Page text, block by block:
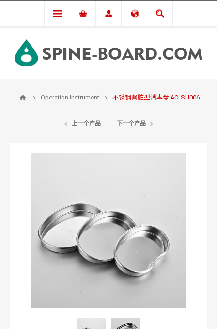
Operation Instrument 不锈钢肾脏型消毒盘 AO-SU006
上一个产品 下一个产品